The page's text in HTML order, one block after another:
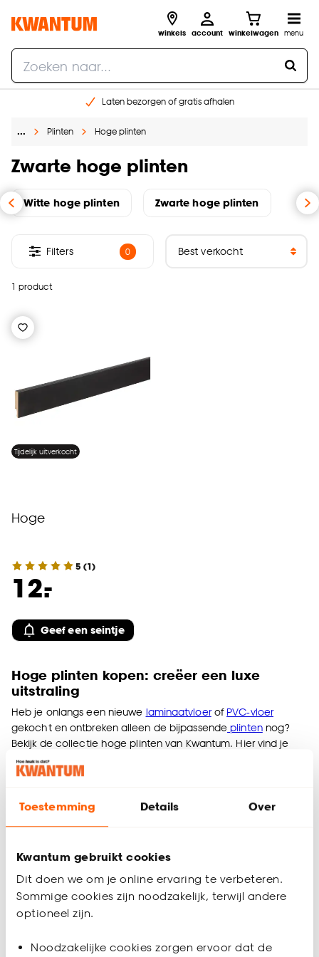
Toestemming Details Over
Kwantum gebruikt cookies
Dit doen we om je online ervaring te verbeteren.
Sommige cookies zijn noodzakelijk, terwijl andere
optioneel zijn.
Noodzakelijke cookies zorgen ervoor dat de
winkels account winkelwagen menu
Laten bezorgen of gratis afhalen
Gratis raam advies en opmeten aan huis
… Plinten Hoge plinten
Zwarte hoge plinten
Witte hoge plinten Zwarte hoge plinten
1 product
Filters 0
Tijdelijk uitverkocht
Hoge
5 (1)
12.
-
Geef een seintje
Hoge plinten kopen: creëer een luxe
uitstraling
Heb je onlangs een nieuwe laminaatvloerof PVC-vloer
gekocht en ontbreken alleen de bijpassende plintennog?
Bekijk de collectie hoge plinten van Kwantum. Hier vind je
altijd bijpassende plinten voor jouw vloer. Is je oog gevallen
op hoge plinten? Houd dan rekening met de stijl van het huis
met hoge plafonds? Dan passenwitte
zwarte hoge plinten
een nette afwerking?
Hoge plinten geven je interieur een luxe en stijlvolle uitstraling
maar om deze mooi af te werken, is verstek zagen van groot
belang. Vooral bij hoeken moeten de uiteinden van de
ze naadloos en strak in elkaar passen. Verstek zagen